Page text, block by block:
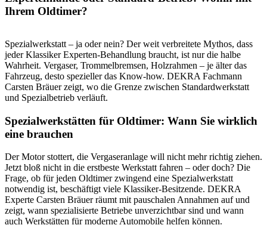
Ihrem Oldtimer?
Spezialwerkstatt – ja oder nein? Der weit verbreitete Mythos, dass
jeder Klassiker Experten-Behandlung braucht, ist nur die halbe
Wahrheit. Vergaser, Trommelbremsen, Holzrahmen – je älter das
Fahrzeug, desto spezieller das Know-how. DEKRA Fachmann
Carsten Bräuer zeigt, wo die Grenze zwischen Standardwerkstatt
und Spezialbetrieb verläuft.
Spezialwerkstätten für Oldtimer: Wann Sie wirklich
eine brauchen
Der Motor stottert, die Vergaseranlage will nicht mehr richtig ziehen.
Jetzt bloß nicht in die erstbeste Werkstatt fahren – oder doch? Die
Frage, ob für jeden Oldtimer zwingend eine Spezialwerkstatt
notwendig ist, beschäftigt viele Klassiker-Besitzende. DEKRA
Experte Carsten Bräuer räumt mit pauschalen Annahmen auf und
zeigt, wann spezialisierte Betriebe unverzichtbar sind und wann
auch Werkstätten für moderne Automobile helfen können.